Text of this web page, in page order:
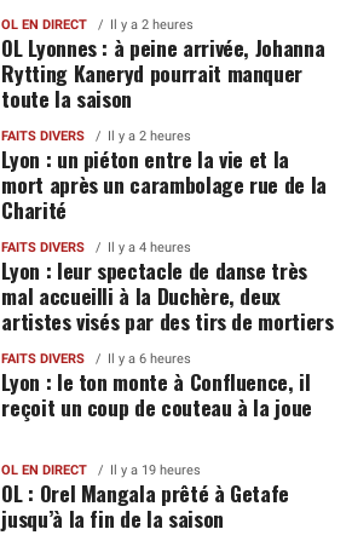
OL EN DIRECT Il y a 2 heures
OL Lyonnes : à peine arrivée, Johanna
Rytting Kaneryd pourrait manquer
toute la saison
FAITS DIVERS Il y a 2 heures
Lyon : un piéton entre la vie et la
mort après un carambolage rue de la
Charité
FAITS DIVERS Il y a 4 heures
Lyon : leur spectacle de danse très
mal accueilli à la Duchère, deux
artistes visés par des tirs de mortiers
FAITS DIVERS Il y a 6 heures
Lyon : le ton monte à Confluence, il
reçoit un coup de couteau à la joue
OL EN DIRECT Il y a 19 heures
OL : Orel Mangala prêté à Getafe
jusqu’à la fin de la saison